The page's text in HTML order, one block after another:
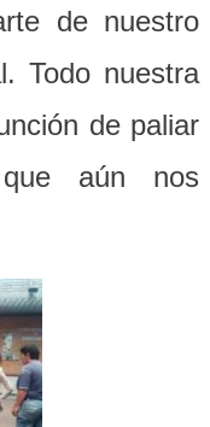
de nuestro
Todo nuestra
de paliar
aún nos